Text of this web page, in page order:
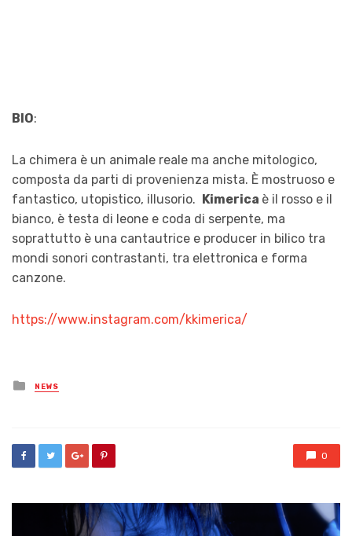
BIO:
La chimera è un animale reale ma anche mitologico,
composta da parti di provenienza mista. È mostruoso e
fantastico, utopistico, illusorio.
Kimerica è il rosso e il
bianco, è testa di leone e coda di serpente, ma
soprattutto è una cantautrice e producer in bilico tra
mondi sonori contrastanti, tra elettronica e forma
canzone.
https://www.instagram.com/kkimerica/
Posted
in
NEWS
0